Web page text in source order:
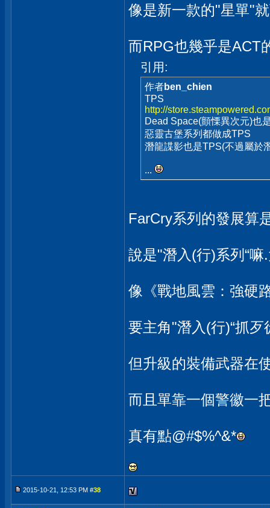
像是新一款的"星單"
而RPG也幾乎是ACT
引用:
作者ben_chien
TPS
http://
Dead Space(顫慄異次元)也
惡靈古堡系列都做成TPS
潛龍諜影也是TPS(不過屬於
...
FarCry系列的發展算
說是"潛入(行)系列“
像《戰地風雲：強硬
要主角"潛入(行)“抓
但升級的裝備武器在
而且單靠一個警徽一
真有點@#$%^&*
2015-10-21, 12:53 PM #38